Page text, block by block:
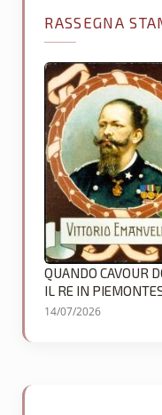
RASSEGNA
QUANDO CAVOUR
IL RE IN
14/07/2026